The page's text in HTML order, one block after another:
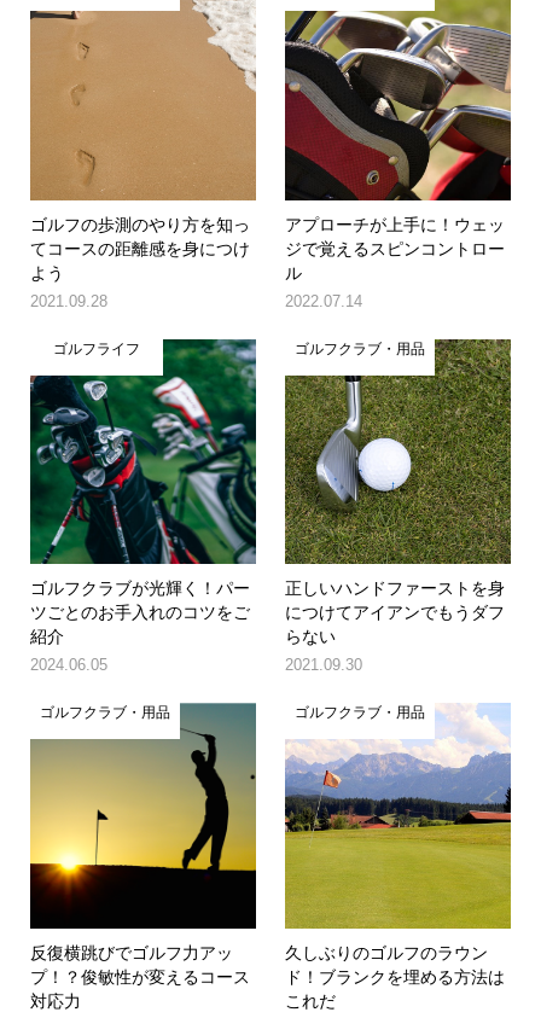
ゴルフの歩測のやり方を知っ
てコースの距離感を身につけ
よう
2021.09.28
アプローチが上手に！ウェッ
ジで覚えるスピンコントロー
ル
2022.07.14
ゴルフライフ
ゴルフクラブが光輝く！パー
ツごとのお手入れのコツをご
紹介
2024.06.05
ゴルフクラブ・用品
正しいハンドファーストを身
につけてアイアンでもうダフ
らない
2021.09.30
ゴルフクラブ・用品
反復横跳びでゴルフ力アッ
プ！？俊敏性が変えるコース
対応力
ゴルフクラブ・用品
久しぶりのゴルフのラウン
ド！ブランクを埋める方法は
これだ